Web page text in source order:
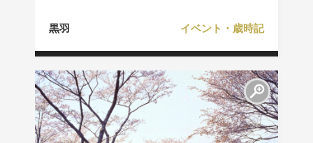
黒羽 イベント・歳時記